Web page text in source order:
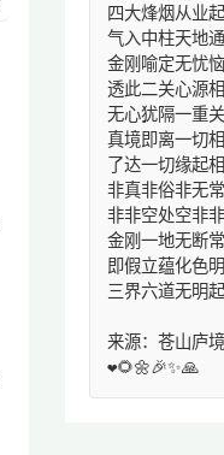
四大烽烟从业
气入中柱天地
金刚喻定无忧
透此二关心源
无心犹隔一重
真境即离一切
了达一切缘起
非真非俗非无
非非空处空非
金刚一地无断
即假立蕴化色
三界六道无明
来源：苍山庐
❤️🌻🌼🎉✨🙏